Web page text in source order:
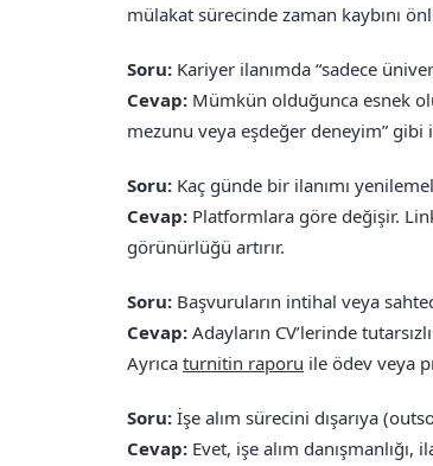
mülakat sürecinde zaman kaybını
Soru: Kariyer ilanımda “sadece
Cevap: Mümkün olduğunca esnek
mezunu veya eşdeğer deneyim” gibi
Soru: Kaç günde bir ilanımı
Cevap: Platformlara göre değişir.
görünürlüğü artırır.
Soru: Başvuruların intihal veya
Cevap: Adayların CV’lerinde
Ayrıca turnitin raporu ile ödev veya
Soru: İşe alım sürecini dışarıya
Cevap: Evet, işe alım